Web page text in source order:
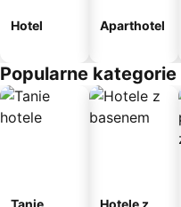
Hotel Aparthotel
Popularne